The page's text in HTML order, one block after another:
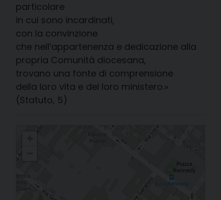
particolare
in cui sono incardinati,
con la convinzione
che nell’appartenenza e dedicazione alla
propria Comunità diocesana,
trovano una fonte di comprensione
della loro vita e del loro ministero.»
(Statuto, 5)
Associazione Nazionale della «Unione Apostolica Clero»